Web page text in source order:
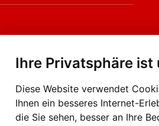
Ihre Privatsphäre ist
Diese Website verwendet
Ihnen ein besseres Internet-
die Sie sehen, besser an Ihre
Auf BLO24.at